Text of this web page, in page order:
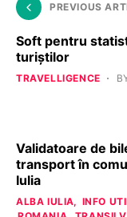
PREVIOUS
Soft pentru
turiștilor
TRAVELLIGENCE
Validatoare de
transport în
Iulia
ALBA IULIA INFO